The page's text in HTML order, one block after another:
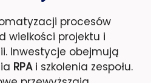
procesów
wielkości projektu i
Inwestycje obejmują
RPAi szkolenia zespołu.